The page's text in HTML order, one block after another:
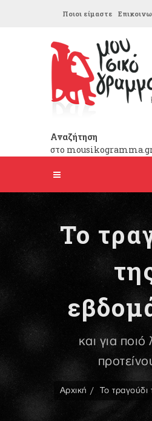
Ποιοι είμαστε
Αναζήτηση
στο
Το
και για ποιό
Αρχική Το